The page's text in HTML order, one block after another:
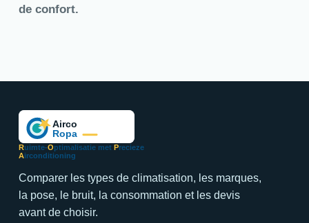
de confort.
Ruimte-Optimalisatie met Precieze
Airconditioning
Comparer les types de climatisation, les marques,
la pose, le bruit, la consommation et les devis
avant de choisir.